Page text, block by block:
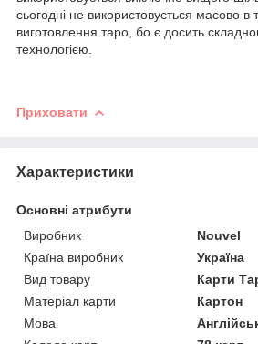
сьогодні не використовується масово в
виготовлення таро, бо є досить
технологією.
Приховати
Характеристики
Основні атрибути
Виробник
Nouvel
Країна виробник
Україна
Вид товару
Карти
Матеріал карти
Картон
Мова